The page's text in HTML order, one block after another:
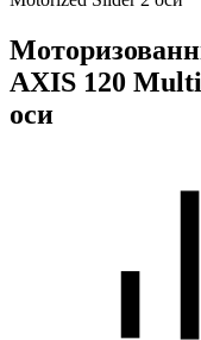
AXIS 120
оси